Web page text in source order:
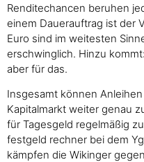
Renditechancen beruhen
einem Dauerauftrag ist der
Euro sind im weitesten
erschwinglich. Hinzu
aber für das.
Insgesamt können
Kapitalmarkt weiter genau
für Tagesgeld regelmäßig
festgeld rechner bei dem
kämpfen die Wikinger